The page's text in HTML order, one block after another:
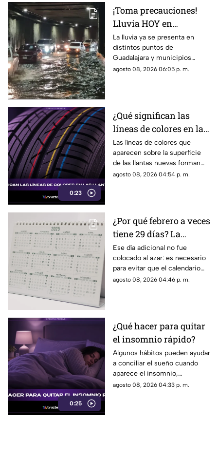
resultados.
¡Toma precauciones!
Lluvia HOY en
Guadalajara deja
fuertes vientos y
amenaza de granizo
La lluvia ya se presenta en
distintos puntos de
Guadalajara y municipios
cercanos, con fuertes vientos,
agosto 08, 2026 06:05 p. m.
0:23
¿Qué significan las
líneas de colores en las
llantas nuevas?
Las líneas de colores que
aparecen sobre la superficie
de las llantas nuevas forman
parte del proceso de
agosto 08, 2026 04:54 p. m.
¿Por qué febrero a veces
tiene 29 días? La
curiosa razón detrás de
los años bisiestos
Ese día adicional no fue
colocado al azar: es necesario
para evitar que el calendario
pierda sincronía con las
agosto 08, 2026 04:46 p. m.
0:25
¿Qué hacer para quitar
el insomnio rápido?
Algunos hábitos pueden ayudar
a conciliar el sueño cuando
aparece el insomnio,
especialmente reducir la
agosto 08, 2026 04:33 p. m.